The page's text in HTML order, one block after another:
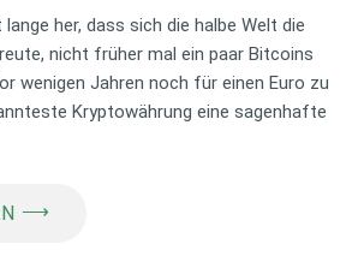
her, dass sich die halbe Welt die
nicht früher mal ein paar Bitcoins
wenigen Jahren noch für einen Euro zu
Kryptowährung eine sagenhafte
⟶